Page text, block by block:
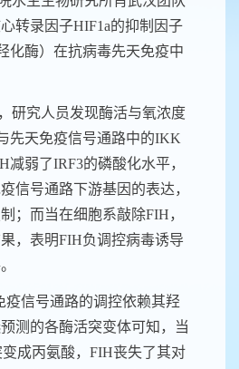
转录因子HIF1a的抑制因子
化酶）在抗病毒先天免疫中
研究人员发现酶活与氧浓度
先天免疫信号通路中的IKK
减弱了IRF3的磷酸化水平，
信号通路下游基因的表达，
；而当在细胞系敲除FIH，
，表明FIH负调控病毒诱导
疫信号通路的调控依赖其羟
测的各酶活突变体可知，当
成丙氨酸， FIH丧失了其对